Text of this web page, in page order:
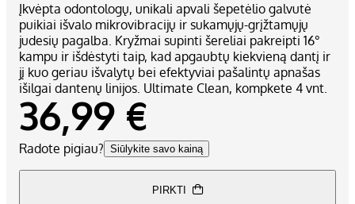
Įkvėpta odontologų, unikali apvali šepetėlio galvutė
puikiai išvalo mikrovibracijų ir sukamųjų-grįžtamųjų
judesių pagalba. Kryžmai supinti šereliai pakreipti 16°
kampu ir išdėstyti taip, kad apgaubtų kiekvieną dantį ir
jį kuo geriau išvalytų bei efektyviai pašalintų apnašas
išilgai dantenų linijos. Ultimate Clean, kompkete 4 vnt.
36,99 €
Radote pigiau? Siūlykite savo kainą
PIRKTI